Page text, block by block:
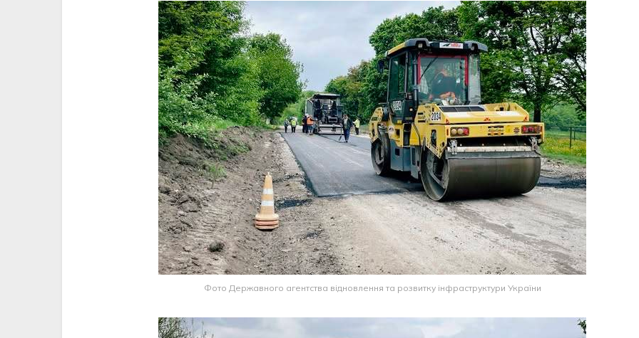
Фото Державного агентства відновлення та розвитку інфраструктури України